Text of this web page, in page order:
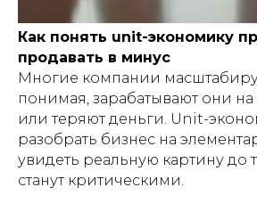
Как понять unit-экономику
продавать в минус
Многие компании
понимая, зарабатывают они
или теряют деньги. Unit-
разобрать бизнес на
увидеть реальную картину до
станут критическими.